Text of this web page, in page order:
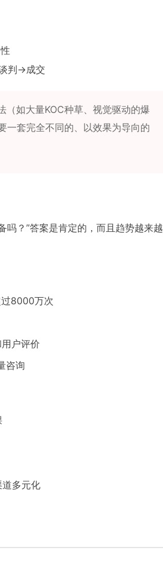
判→成交
（如大量KOC种草、视觉驱动的爆
一套完全不同的、以效果为导向的
吗？”答案是肯定的，而且趋势越来越
过8000万次
户评价
咨询
多元化